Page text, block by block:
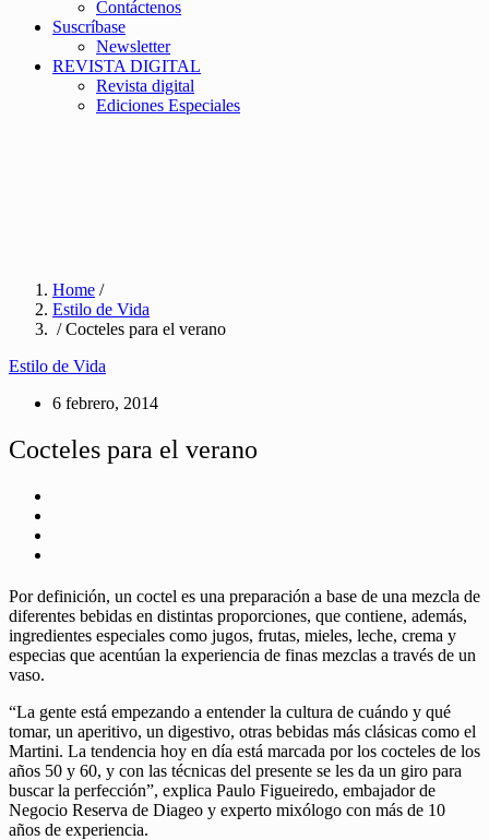
Contáctenos
Suscríbase
Newsletter
REVISTA DIGITAL
Revista digital
Ediciones Especiales
Home /
Estilo de Vida
/ Cocteles para el verano
Estilo de Vida
6 febrero, 2014
Cocteles para el verano
Por definición, un coctel es una preparación a base de una mezcla de
diferentes bebidas en distintas proporciones, que contiene, además,
ingredientes especiales como jugos, frutas, mieles, leche, crema y
especias que acentúan la experiencia de finas mezclas a través de un
vaso.
“La gente está empezando a entender la cultura de cuándo y qué
tomar, un aperitivo, un digestivo, otras bebidas más clásicas como el
Martini. La tendencia hoy en día está marcada por los cocteles de los
años 50 y 60, y con las técnicas del presente se les da un giro para
buscar la perfección”, explica Paulo Figueiredo, embajador de
Negocio Reserva de Diageo y experto mixólogo con más de 10
años de experiencia.